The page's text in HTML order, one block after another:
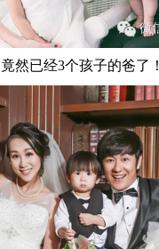
然已经3个孩子的爸了！